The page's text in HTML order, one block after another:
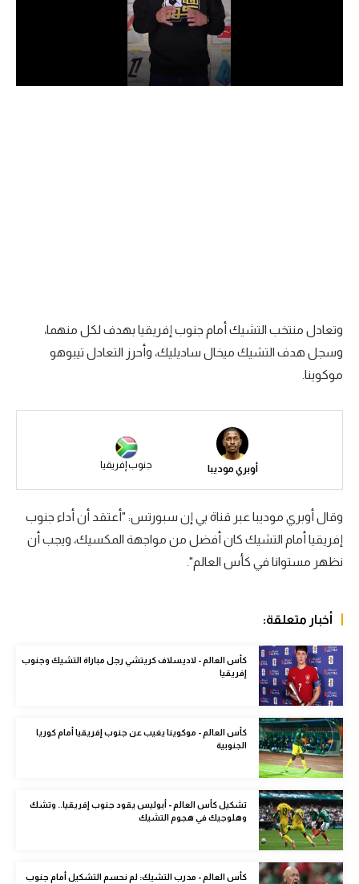
الدوري السعودي للمحترفين
سعودي في الجول
الدوري الإنجليزي
رياضات أخرى
أمم إفريقيا
كرة طائرة
الوطن العربي
في المونديال
رياضة نسائية
آسيا
أمريكا
ركن الألعاب
وتعادل منتخب التشيك أمام جنوب إفريقيا بهدف لكل منهما،
وسجل هدف التشيك ميخال ساديليك، وأحرز التعادل تيبوهو
موكوينا.
أوبري موديبا جنوب إفريقيا
وقال أوبري موديبا عبر قناة بي إن سبورتس: "أعتقد أن أداء جنوب
إفريقيا أمام التشيك كان أفضل من مواجهة المكسيك، ويجب أن
نظهر مستوانا في كأس العالم".
أخبار متعلقة:
كأس العالم - لاديسلاف كريتشي رجل مباراة التشيك وجنوب
إفريقيا
كأس العالم - موكوينا يغيب عن جنوب إفريقيا أمام كوريا
الجنوبية
تشكيل كأس العالم - أبوليس يقود جنوب إفريقيا.. وتشك
وهلوجيك في هجوم التشيك
كأس العالم - مدرب التشيك: لم نحسم التشكيل أمام جنوب